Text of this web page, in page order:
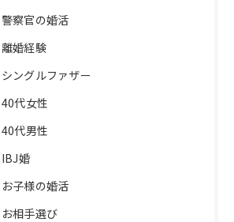
警察官の婚活
離婚経験
シングルファザー
40代女性
40代男性
IBJ婚
お子様の婚活
お相手選び